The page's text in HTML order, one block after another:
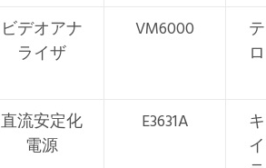
ビデオアナ
ライザ
VM6000
直流安定化
電源
E3631A